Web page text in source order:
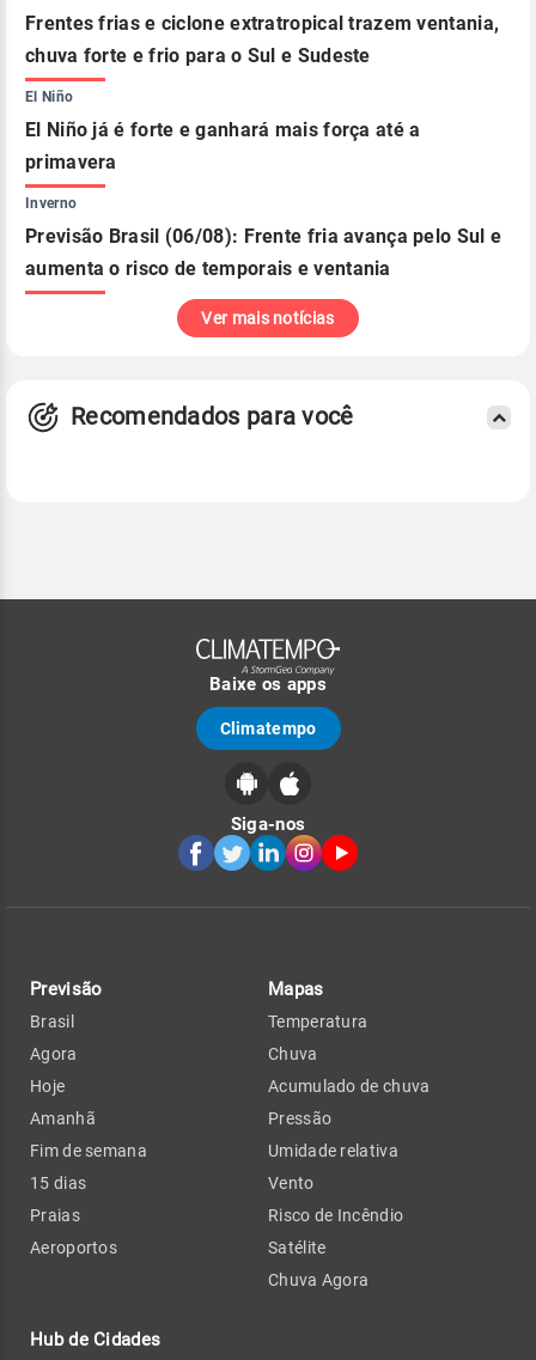
Frentes frias e ciclone extratropical trazem ventania,
chuva forte e frio para o Sul e Sudeste
El Niño
El Niño já é forte e ganhará mais força até a
primavera
Inverno
Previsão Brasil (06/08): Frente fria avança pelo Sul e
aumenta o risco de temporais e ventania
Ver mais notícias
Recomendados para você
Baixe os apps
Climatempo
Siga-nos
Previsão
Brasil
Agora
Hoje
Amanhã
Fim de semana
15 dias
Praias
Aeroportos
Hub de Cidades
Mapas
Temperatura
Chuva
Acumulado de chuva
Pressão
Umidade relativa
Vento
Risco de Incêndio
Satélite
Chuva Agora